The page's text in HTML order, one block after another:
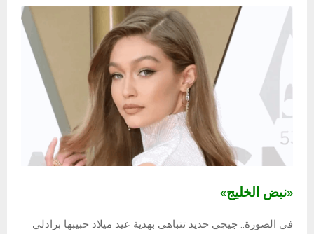
«نبض الخليج»
في الصورة.. جيجي حديد تتباهى بهدية عيد ميلاد حبيبها برادلي